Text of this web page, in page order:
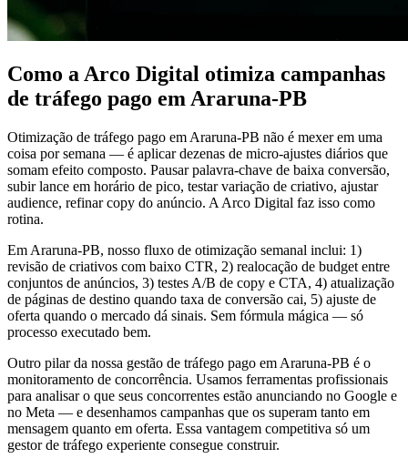
Como a Arco Digital otimiza campanhas
de tráfego pago em Araruna-PB
Otimização de tráfego pago em Araruna-PB não é mexer em uma
coisa por semana — é aplicar dezenas de micro-ajustes diários que
somam efeito composto. Pausar palavra-chave de baixa conversão,
subir lance em horário de pico, testar variação de criativo, ajustar
audience, refinar copy do anúncio. A Arco Digital faz isso como
rotina.
Em Araruna-PB, nosso fluxo de otimização semanal inclui: 1)
revisão de criativos com baixo CTR, 2) realocação de budget entre
conjuntos de anúncios, 3) testes A/B de copy e CTA, 4) atualização
de páginas de destino quando taxa de conversão cai, 5) ajuste de
oferta quando o mercado dá sinais. Sem fórmula mágica — só
processo executado bem.
Outro pilar da nossa gestão de tráfego pago em Araruna-PB é o
monitoramento de concorrência. Usamos ferramentas profissionais
para analisar o que seus concorrentes estão anunciando no Google e
no Meta — e desenhamos campanhas que os superam tanto em
mensagem quanto em oferta. Essa vantagem competitiva só um
gestor de tráfego experiente consegue construir.